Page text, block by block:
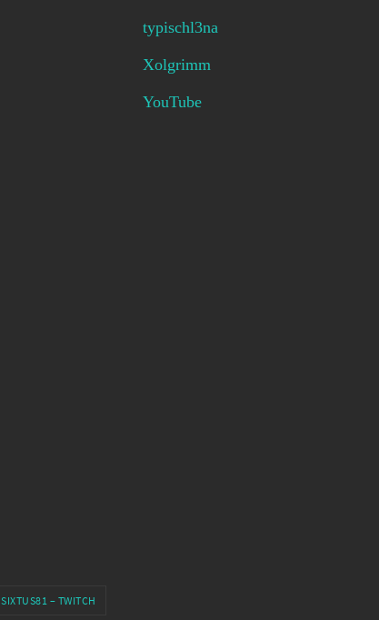
typischl3na
Xolgrimm
YouTube
SIXTUS81 – TWITCH